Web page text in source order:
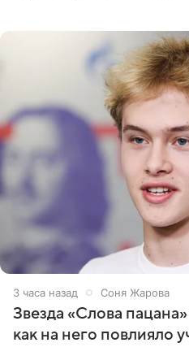
3 часа назад Соня Жарова
Звезда «Слова
как на него повлияло